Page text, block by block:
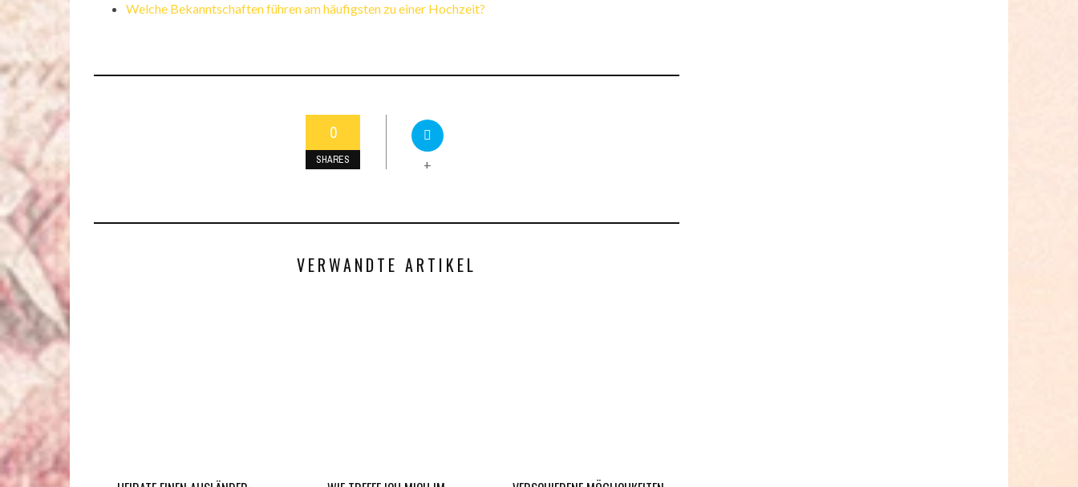
Welche Bekanntschaften führen am häufigsten zu einer Hochzeit?
0
SHARES +
VERWANDTE ARTIKEL